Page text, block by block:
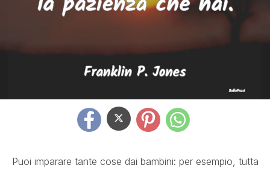
Puoi imparare tante cose dai bambini: per esempio, tutta